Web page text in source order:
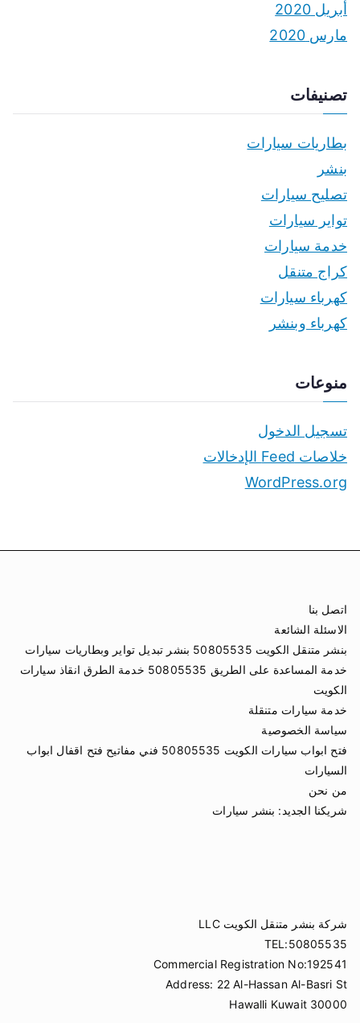
أبريل 2020
مارس 2020
تصنيفات
بطاريات سيارات
بنشر
تصليح سيارات
تواير سيارات
خدمة سيارات
كراج متنقل
كهرباء سيارات
كهرباء وبنشر
منوعات
تسجيل الدخول
خلاصات Feed الإدخالات
WordPress.org
اتصل بنا
الاسئلة الشائعة
بنشر متنقل الكويت 50805535 بنشر تبديل تواير وبطاريات سيارات
خدمة المساعدة على الطريق 50805535 خدمة الطرق انقاذ سيارات
الكويت
خدمة سيارات متنقلة
سياسة الخصوصية
فتح ابواب سيارات الكويت 50805535 فني مفاتيح فتح اقفال ابواب
السيارات
من نحن
شريكنا الجديد: بنشر سيارات
شركة بنشر متنقل الكويت LLC
TEL:50805535
Commercial Registration No:192541
Address: 22 Al-Hassan Al-Basri St
Hawalli Kuwait 30000